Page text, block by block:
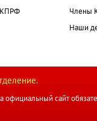
КПРФ Члены
Наши
официальный сайт